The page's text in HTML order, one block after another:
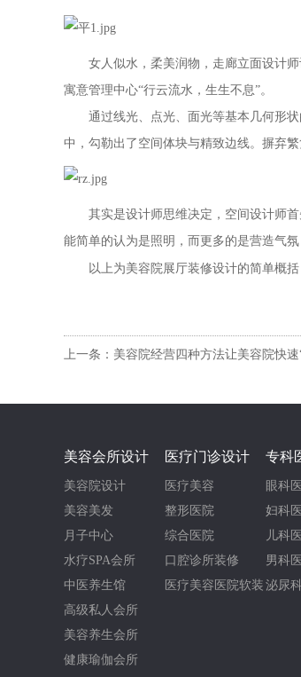
女人似水，柔美润物，走廊立面设计师
寓意管理中心“行云流水，生生不息”。
通过线光、点光、面光等基本几何形状
中，勾勒出了空间体块与精致边线。摒弃
其实是设计师思维决定，空间设计师首
能简单的认为是照明，而更多的是营造气
以上为美容院展厅装修设计的简单概括
上一条：美容院经营四种方法让美容院快速
美容会所设计
美容院设计
美容美发
月子中心
水疗SPA会所
中医养生馆
高级私人会所
美容养生会所
健康瑜伽会所
医疗门诊设计
医疗美容
整形医院
综合医院
口腔诊所装修
医疗美容医院软装
专科
眼科
妇科
儿科
男科
泌尿